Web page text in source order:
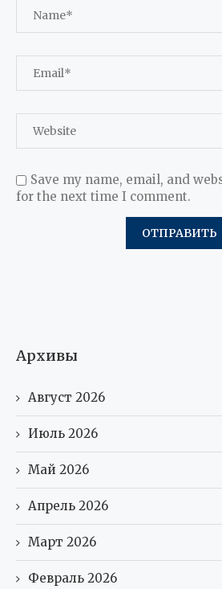
Save my name, email, and
for the next time I comment.
Архивы
Август 2026
Июль 2026
Май 2026
Апрель 2026
Март 2026
Февраль 2026